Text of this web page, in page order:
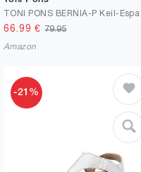
66.99 €79.95
Amazon
-21%